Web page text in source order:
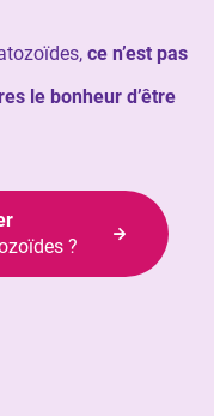
ce n’est pas
le bonheur d’être
?